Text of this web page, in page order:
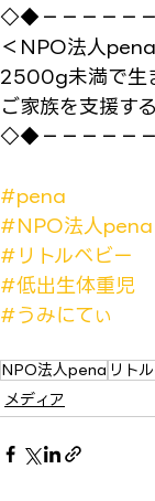
◇◆－－－－－
＜NPO法人
2500g未満で生
ご家族を支援す
◇◆－－－－－
#pena
#NPO法人pena
#リトルベビー
#低出生体重児
#うみにてぃ
NPO法人pena リト
メディア